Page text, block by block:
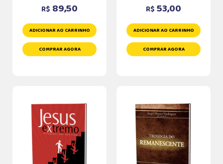
R$ 89,50
ADICIONAR AO CARRINHO
COMPRAR AGORA
R$ 53,00
ADICIONAR AO CARRINHO
COMPRAR AGORA